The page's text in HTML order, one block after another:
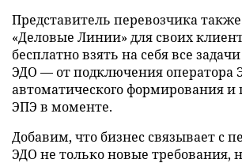
Представитель перевозчика
«Деловые Линии» для своих
бесплатно взять на себя все
ЭДО — от подключения оператора
автоматического формирования и
ЭПЭ в моменте.
Добавим, что бизнес связывает с
ЭДО не только новые требования,